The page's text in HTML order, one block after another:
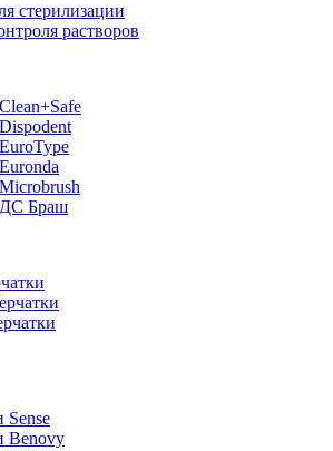
стерилизации
растворов
Браш
Sense
Benovy